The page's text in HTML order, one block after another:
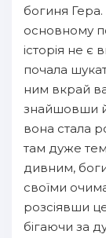
богиня
основному
історія не
почала
ним вкрай
знайшовши
вона стала
там дуже
дивним,
своїми
розсіявши
бігаючи за